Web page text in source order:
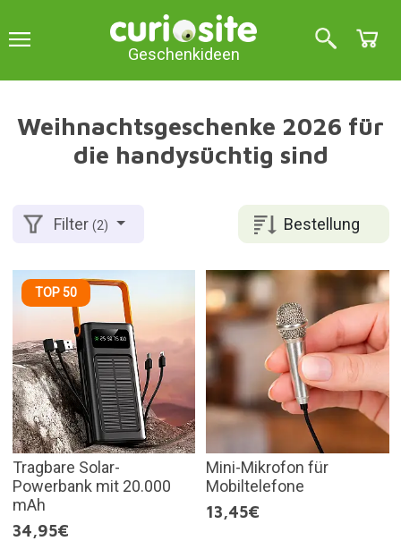
Geschenkideen
Weihnachtsgeschenke 2026 für
die handysüchtig sind
Bestellung
Filter(2)
TOP 50
Tragbare Solar-
Powerbank mit 20.000
mAh
34,95€
Mini-Mikrofon für
Mobiltelefone
13,45€